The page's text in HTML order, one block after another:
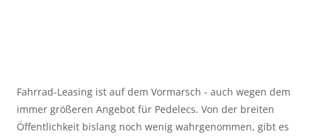
Fahrrad-Leasing ist auf dem Vormarsch - auch wegen dem
immer größeren Angebot für Pedelecs. Von der breiten
Öffentlichkeit bislang noch wenig wahrgenommen, gibt es